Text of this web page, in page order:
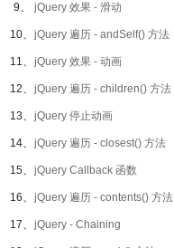
9、 jQuery 效果 - 滑动
10、 jQuery 遍历 - andSelf() 方法
11、 jQuery 效果 - 动画
12、 jQuery 遍历 - children() 方法
13、 jQuery 停止动画
14、 jQuery 遍历 - closest() 方法
15、 jQuery Callback 函数
16、 jQuery 遍历 - contents() 方法
17、 jQuery - Chaining